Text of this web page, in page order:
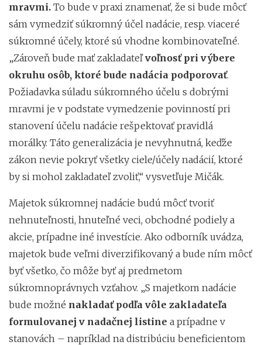
mravmi. To bude v praxi znamenať, že si bude môcť
sám vymedziť súkromný účel nadácie, resp. viaceré
súkromné účely, ktoré sú vhodne kombinovateľné.
„Zároveň bude mať zakladateľvoľnosť pri výbere
okruhu osôb, ktoré bude nadácia podporovať.
Požiadavka súladu súkromného účelu s dobrými
mravmi je v podstate vymedzenie povinností pri
stanovení účelu nadácie rešpektovať pravidlá
morálky. Táto generalizácia je nevyhnutná, keďže
zákon nevie pokryť všetky ciele/účely nadácií, ktoré
by si mohol zakladateľ zvoliť,“ vysvetľuje Mičák.
Majetok súkromnej nadácie budú môcť tvoriť
nehnuteľnosti, hnuteľné veci, obchodné podiely a
akcie, prípadne iné investície. Ako odborník uvádza,
majetok bude veľmi diverzifikovaný a bude ním môcť
byť všetko, čo môže byť aj predmetom
súkromnoprávnych vzťahov. „S majetkom nadácie
bude možné nakladať podľa vôle zakladateľa
formulovanej v nadačnej listine a prípadne v
stanovách – napríklad na distribúciu beneficientom